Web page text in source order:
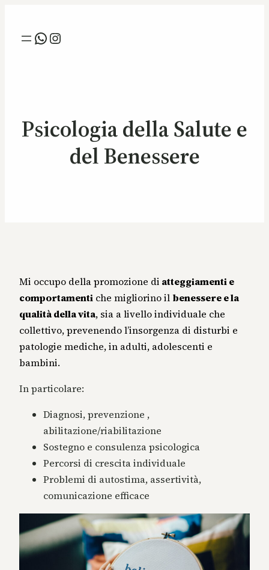
Whatsapp
Instagram
Psicologia della Salute e
del Benessere
Mi occupo della promozione di atteggiamenti e
comportamenti che migliorino il benessere e la
qualità della vita, sia a livello individuale che
collettivo, prevenendo l’insorgenza di disturbi e
patologie mediche, in adulti, adolescenti e
bambini.
In particolare:
Diagnosi, prevenzione ,
abilitazione/riabilitazione
Sostegno e consulenza psicologica
Percorsi di crescita individuale
Problemi di autostima, assertività,
comunicazione efficace